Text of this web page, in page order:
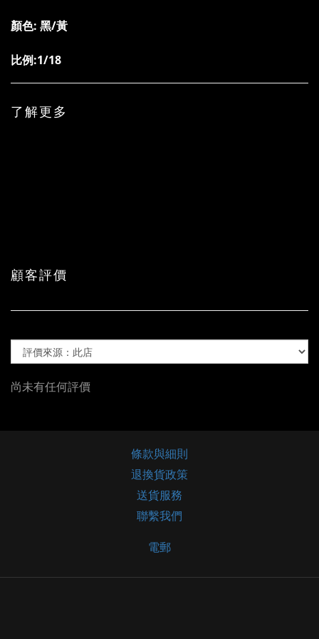
顏色: 黑/黃
比例:1/18
了解更多
顧客評價
尚未有任何評價
條款與細則
退換貨政策
送貨服務
聯繫我們
電郵